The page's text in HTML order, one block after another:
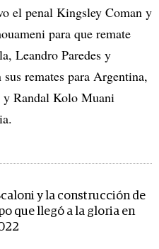
el penal Kingsley Coman y
para que remate
Leandro Paredes y
remates para Argentina,
y Randal Kolo Muani
y la construcción de
que llegó a la gloria en